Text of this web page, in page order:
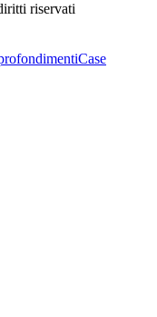
riservati
Case